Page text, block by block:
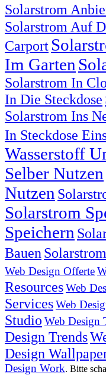
Solarstrom
Solarstrom Auf
Carport
Im Garten
Solarstrom In
In Die Steckdose
Solarstrom Ins
In Steckdose
Wasserstoff
Selber Nutzen
Nutzen
Solarstrom
Speichern
Bauen
Web Design Offerte
ResourcesWeb
ServicesWeb
Studio Web Design
Design Trends
Design
Design Work. Bitte